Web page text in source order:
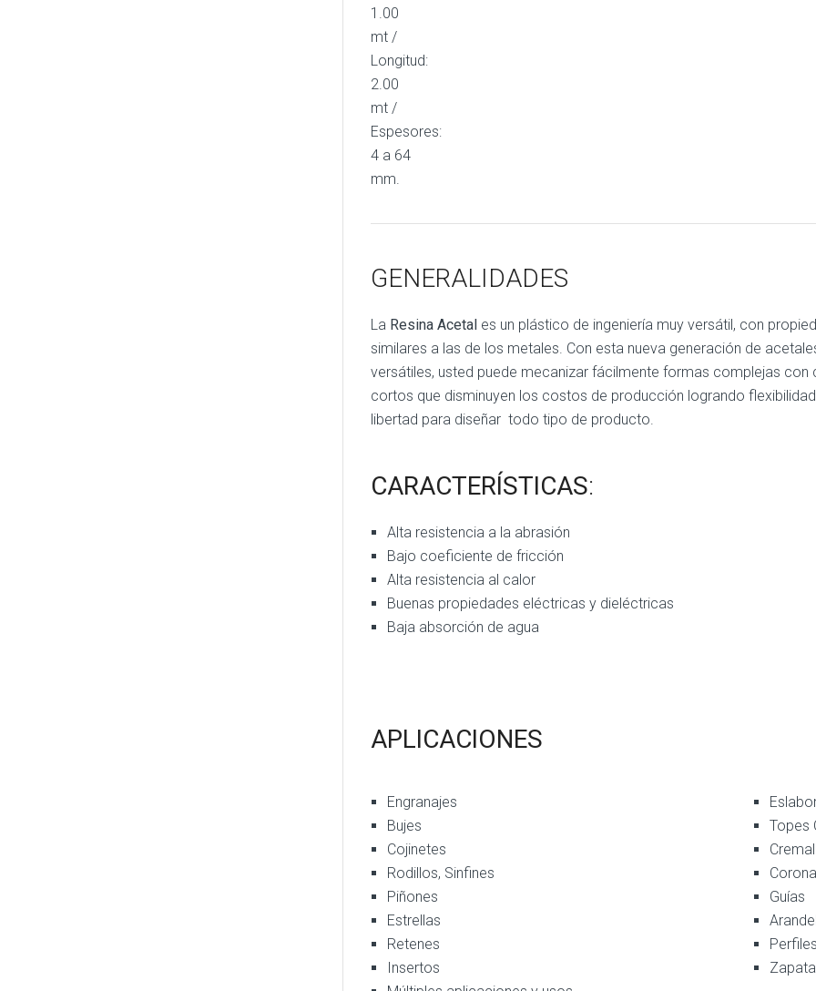
1.00
mt /
Longitud:
2.00
mt /
Espesores:
4 a 64
mm.
GENERALIDADES
La Resina Acetal es un plástico de ingeniería muy versátil, con
similares a las de los metales. Con esta nueva generación de
versátiles, usted puede mecanizar fácilmente formas complejas con
cortos que disminuyen los costos de producción logrando
libertad para diseñar todo tipo de producto.
CARACTERÍSTICAS:
Alta resistencia a la abrasión
Bajo coeficiente de fricción
Alta resistencia al calor
Buenas propiedades eléctricas y dieléctricas
Baja absorción de agua
APLICACIONES
Engranajes
Bujes
Cojinetes
Rodillos, Sinfines
Piñones
Estrellas
Retenes
Insertos
Topes
Guías
Perfiles